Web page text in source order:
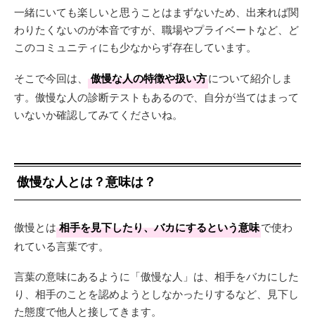
一緒にいても楽しいと思うことはまずないため、出来れば関
わりたくないのが本音ですが、職場やプライベートなど、ど
このコミュニティにも少なからず存在しています。
そこで今回は、 傲慢な人の特徴や扱い方について紹介しま
す。傲慢な人の診断テストもあるので、自分が当てはまって
いないか確認してみてくださいね。
傲慢な人とは？意味は？
傲慢とは 相手を見下したり、バカにするという意味で使わ
れている言葉です。
言葉の意味にあるように「傲慢な人」は、相手をバカにした
り、相手のことを認めようとしなかったりするなど、見下し
た態度で他人と接してきます。